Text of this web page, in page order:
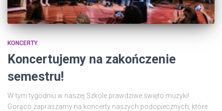
KONCERTY
Koncertujemy na zakończenie
semestru!
W tym tygodniu w naszej Szkole prawdziwe święto muzyki!
Gorąco zapraszamy na koncerty naszych podopiecznych, które